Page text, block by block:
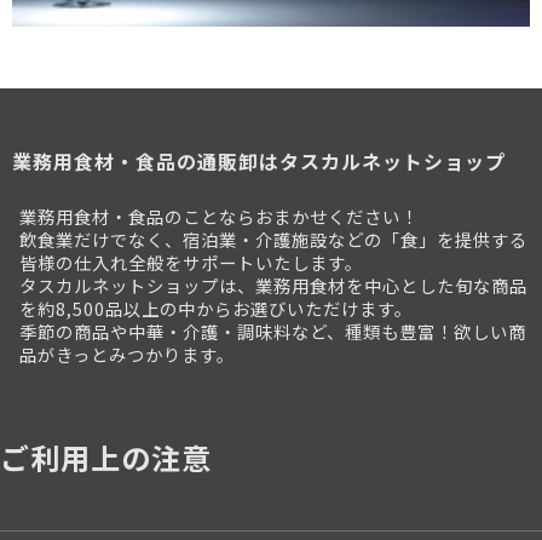
業務用食材・食品の通販卸はタスカルネットショップ
業務用食材・食品のことならおまかせください！
飲食業だけでなく、宿泊業・介護施設などの「食」を提供する
皆様の仕入れ全般をサポートいたします。
タスカルネットショップは、業務用食材を中心とした旬な商品
を約8,500品以上の中からお選びいただけます。
季節の商品や中華・介護・調味料など、種類も豊富！欲しい商
品がきっとみつかります。
ご利用上の注意